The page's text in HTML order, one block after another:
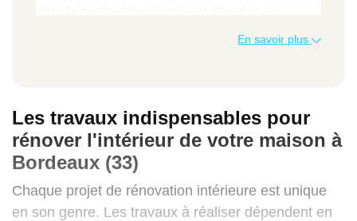
entreprises de rénovation facturent en
Bordeaux. Pour connaître le montant réel à
prévoir, n'hésitez pas à demander un devis.
En savoir plus
Les travaux indispensables pour
rénover l'intérieur de votre maison à
Bordeaux (33)
Chaque projet de rénovation intérieure est unique
en son genre. Les travaux à réaliser dépendent en